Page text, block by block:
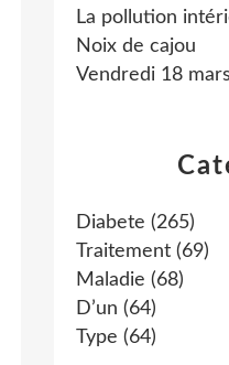
Diabete (265)
Traitement (69)
Maladie (68)
D’un (64)
Type (64)
La pollution
Noix de cajou
Vendredi 18